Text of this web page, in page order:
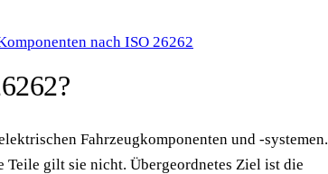
nach ISO 26262
Fahrzeugkomponenten und -systemen.
Teile gilt sie nicht. Übergeordnetes Ziel ist die